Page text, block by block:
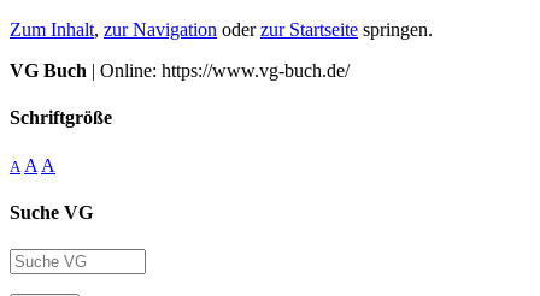
Zum Inhalt, zur Navigation oderzur Startseite springen.
VG Buch | Online: https://www.vg-buch.de/
Schriftgröße
A A A
Suche VG